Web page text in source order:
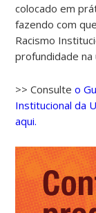
colocado em
fazendo com
Racismo
profundidade na
>> Consulteo
Institucional da
aqui.